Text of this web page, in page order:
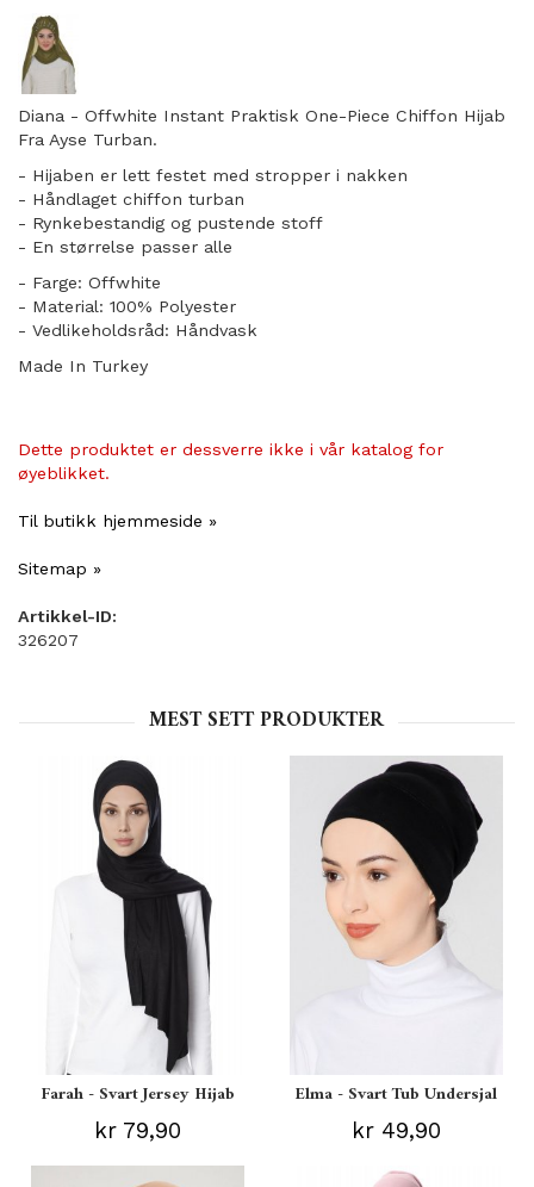
Diana - Offwhite Instant Praktisk One-Piece Chiffon Hijab
Fra Ayse Turban.
- Hijaben er lett festet med stropper i nakken
- Håndlaget chiffon turban
- Rynkebestandig og pustende stoff
​- En størrelse passer alle
- Farge: Offwhite
- Material: 100% Polyester
- Vedlikeholdsråd: Håndvask
Made In Turkey
Dette produktet er dessverre ikke i vår katalog for
øyeblikket.
Til butikk hjemmeside »
Sitemap »
Artikkel-ID:
326207
MEST SETT PRODUKTER
Farah - Svart Jersey Hijab
kr 79,90
Elma - Svart Tub Undersjal
kr 49,90